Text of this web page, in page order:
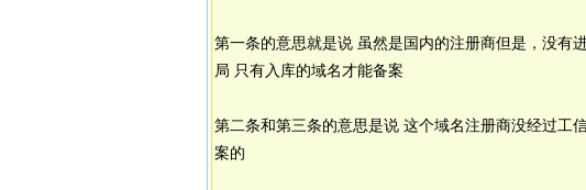
第一条的意思就是说 虽然是国内的注册商但是，没有
局 只有入库的域名才能备案
第二条和第三条的意思是说 这个域名注册商没经过工
案的